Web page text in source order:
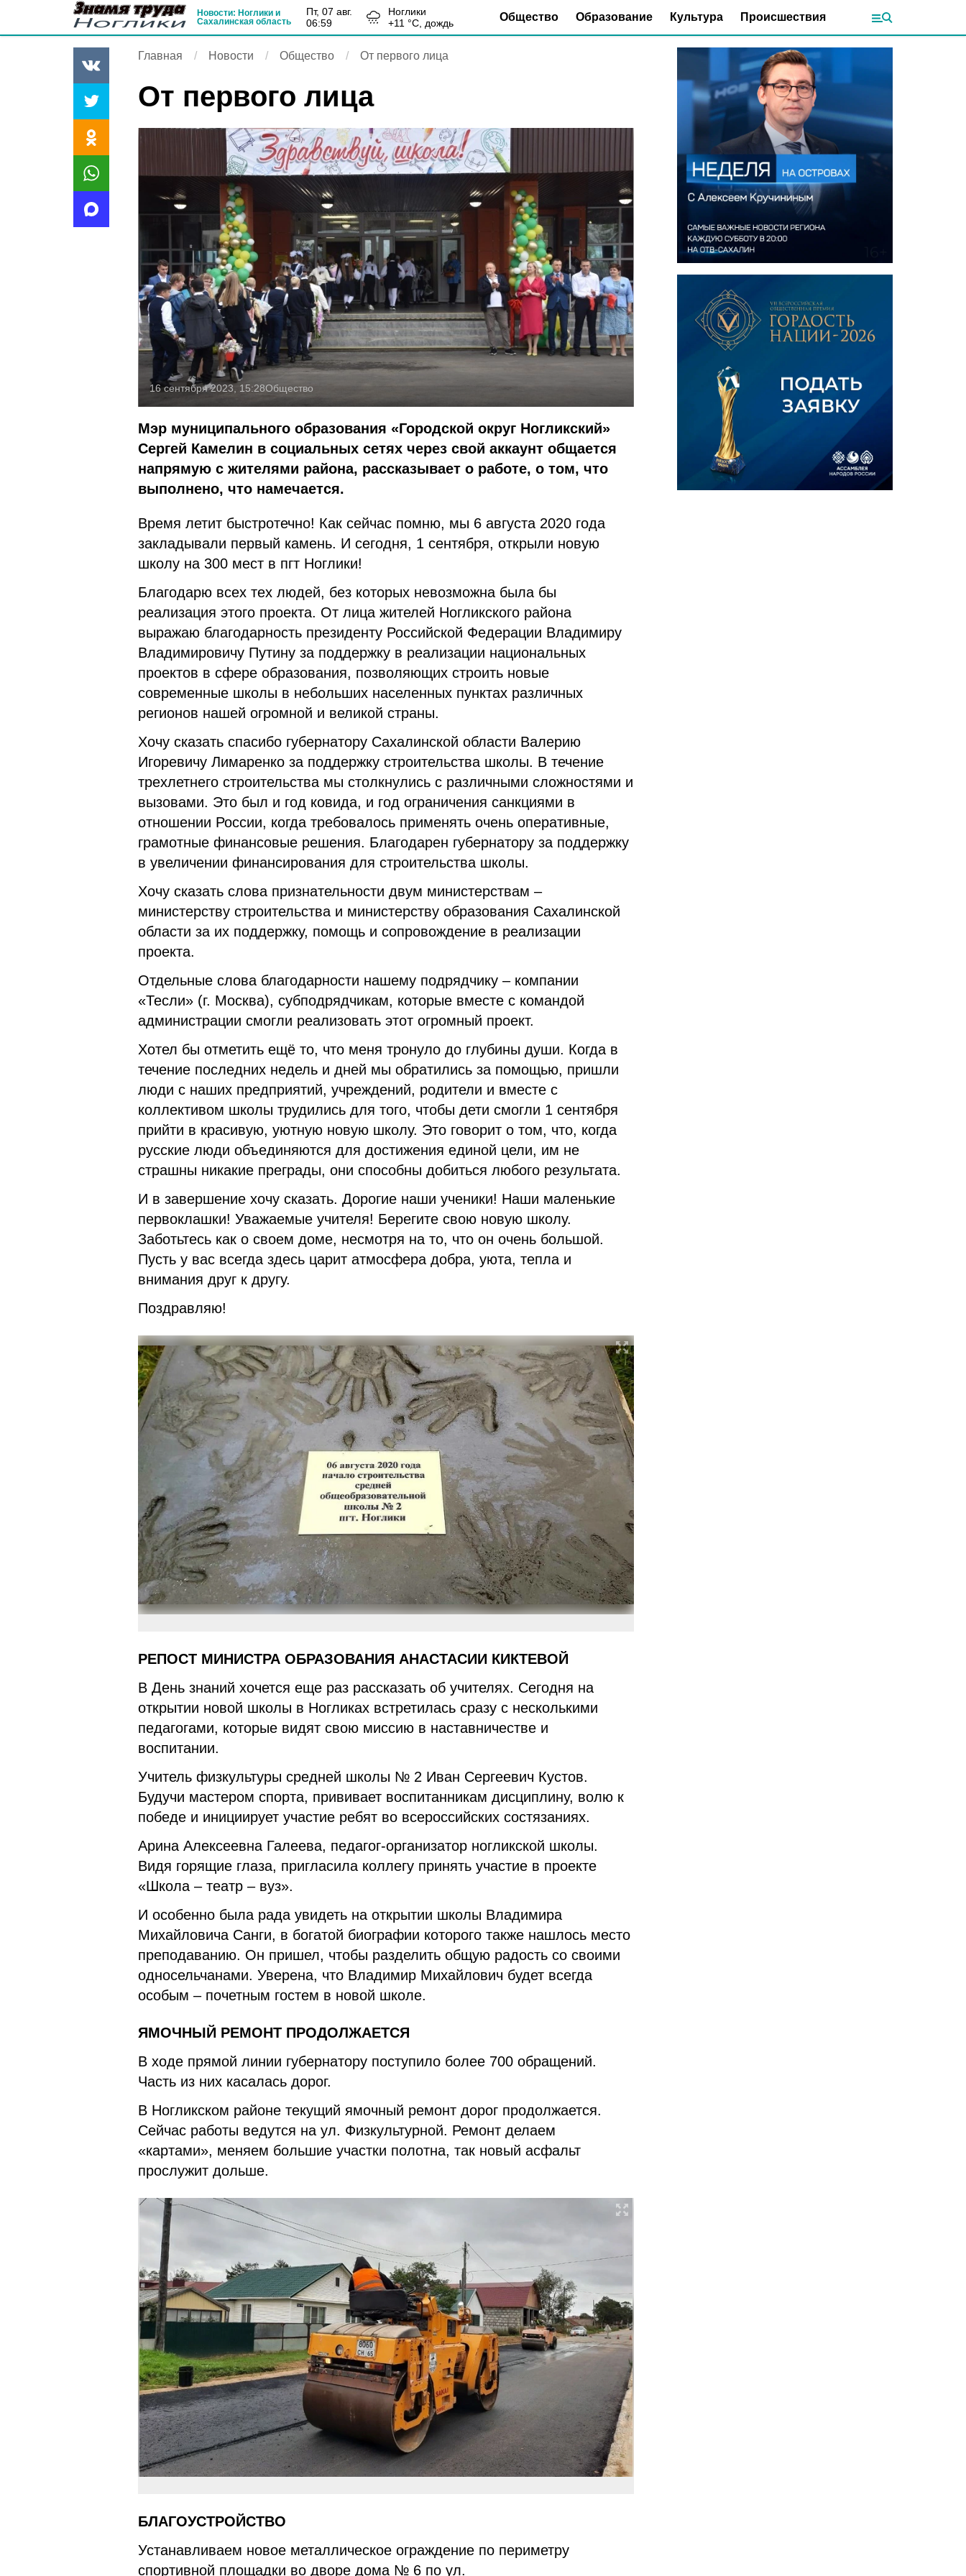
Новости: Ноглики и
Сахалинская область
пт, 07 авг.
06:59
Ноглики
+11 °С, дождь Общество Образование Культура Происшествия
Главная Новости Общество От первого лица
От первого лица
16 сентября 2023, 15:28Общество
Мэр муниципального образования «Городской округ Ногликский»
Сергей Камелин в социальных сетях через свой аккаунт общается
напрямую с жителями района, рассказывает о работе, о том, что
выполнено, что намечается.
Время летит быстротечно! Как сейчас помню, мы 6 августа 2020 года
закладывали первый камень. И сегодня, 1 сентября, открыли новую
школу на 300 мест в пгт Ноглики!
Благодарю всех тех людей, без которых невозможна была бы
реализация этого проекта. От лица жителей Ногликского района
выражаю благодарность президенту Российской Федерации Владимиру
Владимировичу Путину за поддержку в реализации национальных
проектов в сфере образования, позволяющих строить новые
современные школы в небольших населенных пунктах различных
регионов нашей огромной и великой страны.
Хочу сказать спасибо губернатору Сахалинской области Валерию
Игоревичу Лимаренко за поддержку строительства школы. В течение
трехлетнего строительства мы столкнулись с различными сложностями и
вызовами. Это был и год ковида, и год ограничения санкциями в
отношении России, когда требовалось применять очень оперативные,
грамотные финансовые решения. Благодарен губернатору за поддержку
в увеличении финансирования для строительства школы.
Хочу сказать слова признательности двум министерствам –
министерству строительства и министерству образования Сахалинской
области за их поддержку, помощь и сопровождение в реализации
проекта.
Отдельные слова благодарности нашему подрядчику – компании
«Тесли» (г. Москва), субподрядчикам, которые вместе с командой
администрации смогли реализовать этот огромный проект.
Хотел бы отметить ещё то, что меня тронуло до глубины души. Когда в
течение последних недель и дней мы обратились за помощью, пришли
люди с наших предприятий, учреждений, родители и вместе с
коллективом школы трудились для того, чтобы дети смогли 1 сентября
прийти в красивую, уютную новую школу. Это говорит о том, что, когда
русские люди объединяются для достижения единой цели, им не
страшны никакие преграды, они способны добиться любого результата.
И в завершение хочу сказать. Дорогие наши ученики! Наши маленькие
первоклашки! Уважаемые учителя! Берегите свою новую школу.
Заботьтесь как о своем доме, несмотря на то, что он очень большой.
Пусть у вас всегда здесь царит атмосфера добра, уюта, тепла и
внимания друг к другу.
Поздравляю!
РЕПОСТ МИНИСТРА ОБРАЗОВАНИЯ АНАСТАСИИ КИКТЕВОЙ
В День знаний хочется еще раз рассказать об учителях. Сегодня на
открытии новой школы в Ногликах встретилась сразу с несколькими
педагогами, которые видят свою миссию в наставничестве и
воспитании.
Учитель физкультуры средней школы № 2 Иван Сергеевич Кустов.
Будучи мастером спорта, прививает воспитанникам дисциплину, волю к
победе и инициирует участие ребят во всероссийских состязаниях.
Арина Алексеевна Галеева, педагог-организатор ногликской школы.
Видя горящие глаза, пригласила коллегу принять участие в проекте
«Школа – театр – вуз».
И особенно была рада увидеть на открытии школы Владимира
Михайловича Санги, в богатой биографии которого также нашлось место
преподаванию. Он пришел, чтобы разделить общую радость со своими
односельчанами. Уверена, что Владимир Михайлович будет всегда
особым – почетным гостем в новой школе.
ЯМОЧНЫЙ РЕМОНТ ПРОДОЛЖАЕТСЯ
В ходе прямой линии губернатору поступило более 700 обращений.
Часть из них касалась дорог.
В Ногликском районе текущий ямочный ремонт дорог продолжается.
Сейчас работы ведутся на ул. Физкультурной. Ремонт делаем
«картами», меняем большие участки полотна, так новый асфальт
прослужит дольше.
БЛАГОУСТРОЙСТВО
Устанавливаем новое металлическое ограждение по периметру
спортивной площадки во дворе дома № 6 по ул.